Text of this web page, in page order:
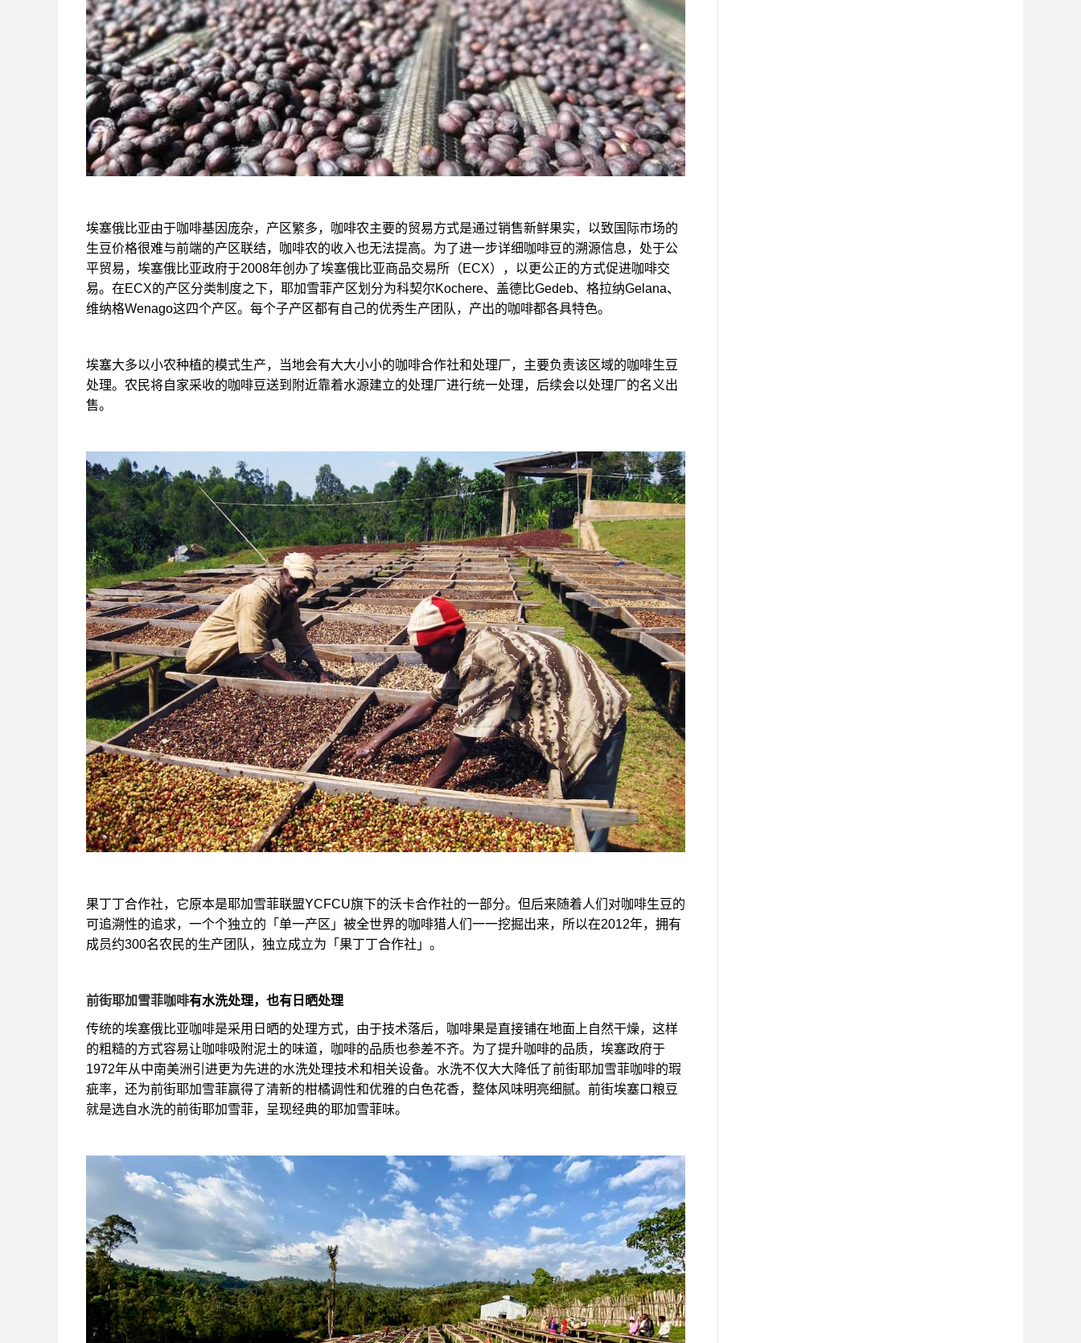
埃塞俄比亚由于咖啡基因庞杂，产区繁多，咖啡农主要的贸易方式是通过销售新鲜果实，以致国际市场的
生豆价格很难与前端的产区联结，咖啡农的收入也无法提高。为了进一步详细咖啡豆的溯源信息，处于公
平贸易，埃塞俄比亚政府于2008年创办了埃塞俄比亚商品交易所（ECX），以更公正的方式促进咖啡交
易。在ECX的产区分类制度之下， 耶加雪菲产区划分为科契尔Kochere、盖德比Gedeb、格拉纳Gelana、
维纳格Wenago这四个产区。每个子产区都有自己的优秀生产团队，产出的咖啡都各具特色。
埃塞大多以小农种植的模式生产，当地会有大大小小的咖啡合作社和处理厂，主要负责该区域的咖啡生豆
处理。农民将自家采收的咖啡豆送到附近靠着水源建立的处理厂进行统一处理，后续会以处理厂的名义出
售。
果丁丁合作社，它原本是耶加雪菲联盟YCFCU旗下的沃卡合作社的一部分。但后来随着人们对咖啡生豆的
可追溯性的追求，一个个独立的「单一产区」被全世界的咖啡猎人们一一挖掘出来，所以在2012年，拥有
成员约300名农民的生产团队，独立成立为「果丁丁合作社」。
前街耶加雪菲咖啡有水洗处理，也有日晒处理
传统的埃塞俄比亚咖啡是采用日晒的处理方式，由于技术落后，咖啡果是直接铺在地面上自然干燥，这样
的粗糙的方式容易让咖啡吸附泥土的味道，咖啡的品质也参差不齐。为了提升咖啡的品质，埃塞政府于
1972年从中南美洲引进更为先进的水洗处理技术和相关设备。水洗不仅大大降低了前街耶加雪菲咖啡的瑕
疵率，还为前街耶加雪菲赢得了清新的柑橘调性和优雅的白色花香，整体风味明亮细腻。前街埃塞口粮豆
就是选自水洗的前街耶加雪菲，呈现经典的耶加雪菲味。